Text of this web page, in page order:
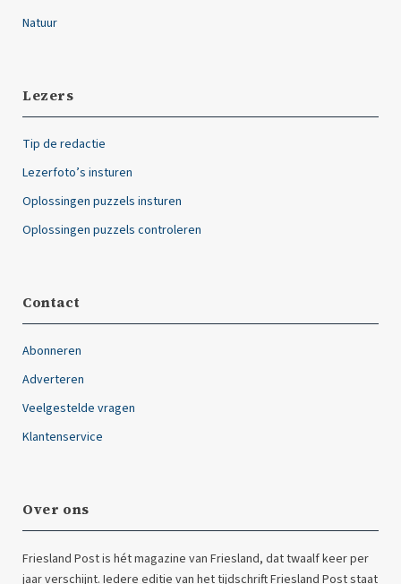
Natuur
Lezers
Tip de redactie
Lezerfoto’s insturen
Oplossingen puzzels insturen
Oplossingen puzzels controleren
Contact
Abonneren
Adverteren
Veelgestelde vragen
Klantenservice
Over ons
Friesland Post is hét magazine van Friesland, dat twaalf keer per
jaar verschijnt. Iedere editie van het tijdschrift Friesland Post staat